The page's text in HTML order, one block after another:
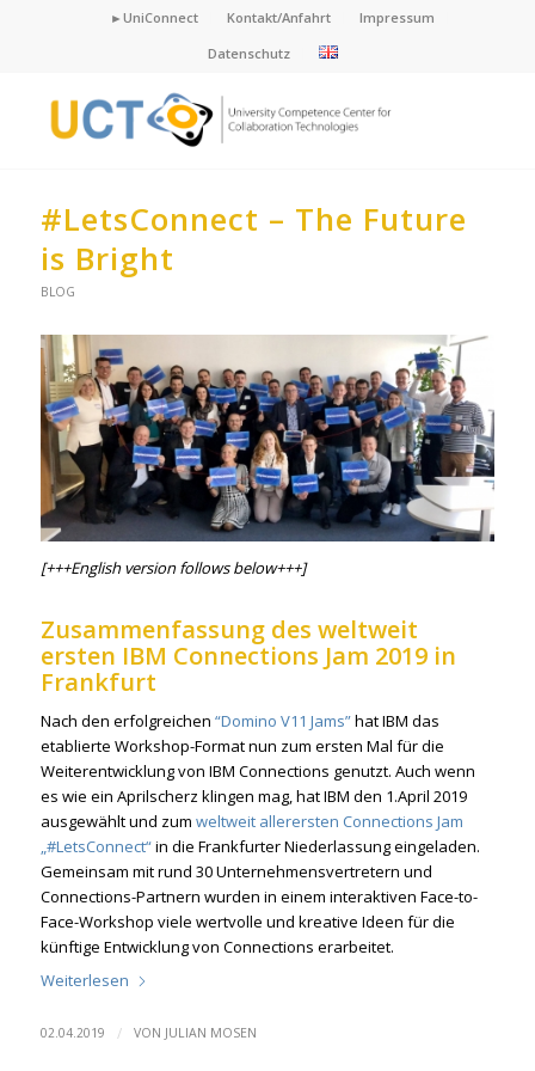
►UniConnect Kontakt/Anfahrt
Impressum
Datenschutz
#LetsConnect – The Future
is Bright
BLOG
[+++English version follows below+++]
Zusammenfassung des weltweit
ersten IBM Connections Jam 2019 in
Frankfurt
Nach den erfolgreichen “Domino V11 Jams”hat IBM das
etablierte Workshop-Format nun zum ersten Mal für die
Weiterentwicklung von IBM Connections genutzt. Auch wenn
es wie ein Aprilscherz klingen mag, hat IBM den 1.April 2019
ausgewählt und zum weltweit allerersten Connections Jam
„#LetsConnect“in die Frankfurter Niederlassung eingeladen.
Gemeinsam mit rund 30 Unternehmensvertretern und
Connections-Partnern wurden in einem interaktiven Face-to-
Face-Workshop viele wertvolle und kreative Ideen für die
künftige Entwicklung von Connections erarbeitet.
Weiterlesen
02.04.2019 / VON JULIAN MOSEN